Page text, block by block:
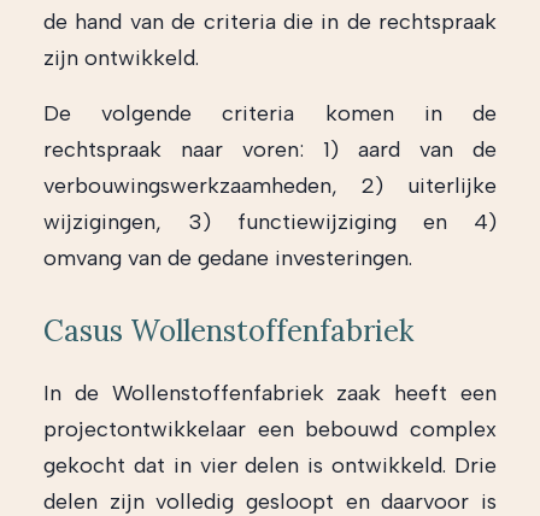
de hand van de criteria die in de rechtspraak
zijn ontwikkeld.
De volgende criteria komen in de
rechtspraak naar voren: 1) aard van de
verbouwingswerkzaamheden, 2) uiterlijke
wijzigingen, 3) functiewijziging en 4)
omvang van de gedane investeringen.
Casus Wollenstoffenfabriek
In de Wollenstoffenfabriek zaak heeft een
projectontwikkelaar een bebouwd complex
gekocht dat in vier delen is ontwikkeld. Drie
delen zijn volledig gesloopt en daarvoor is